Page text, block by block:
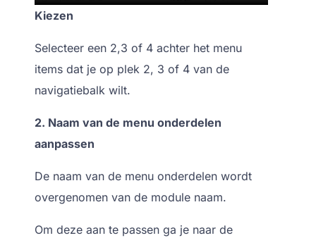
Kiezen
Selecteer een 2,3 of 4 achter het menu
items dat je op plek 2, 3 of 4 van de
navigatiebalk wilt.
2. Naam van de menu onderdelen
aanpassen
De naam van de menu onderdelen wordt
overgenomen van de module naam.
Om deze aan te passen ga je naar de